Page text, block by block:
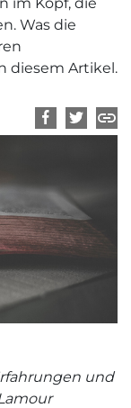
Was die
diesem Artikel.
und